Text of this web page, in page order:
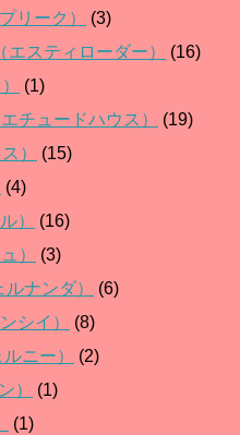
リーク）
(3)
スティローダー）
(16)
(1)
チュードハウス）
(19)
）
(15)
(4)
）
(16)
）
(3)
ナンダ）
(6)
シイ）
(8)
ニー）
(2)
）
(1)
(1)